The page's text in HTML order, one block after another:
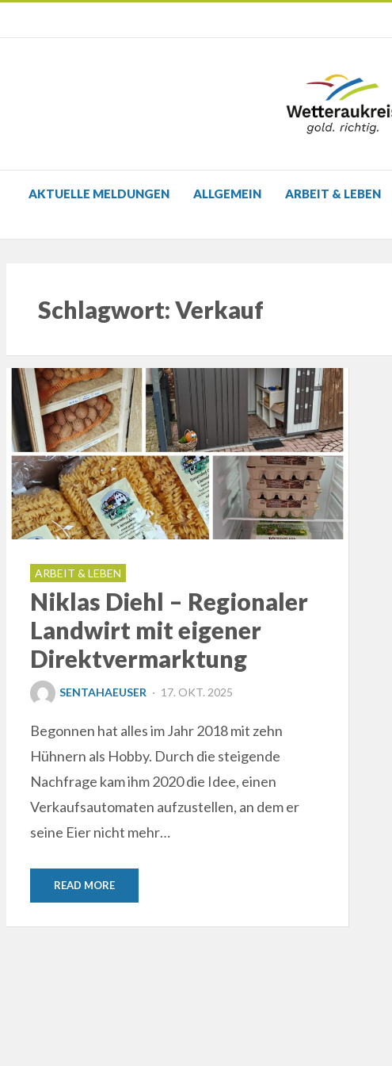
AKTUELLE MELDUNGEN ALLGEMEIN ARBEIT & LEBEN
Schlagwort:Verkauf
ARBEIT & LEBEN
Niklas Diehl – Regionaler
Landwirt mit eigener
Direktvermarktung
SENTAHAEUSER
POSTED
17. OKT. 2025
Begonnen hat alles im Jahr 2018 mit zehn
Hühnern als Hobby. Durch die steigende
Nachfrage kam ihm 2020 die Idee, einen
Verkaufsautomaten aufzustellen, an dem er
seine Eier nicht mehr…
READ MORE